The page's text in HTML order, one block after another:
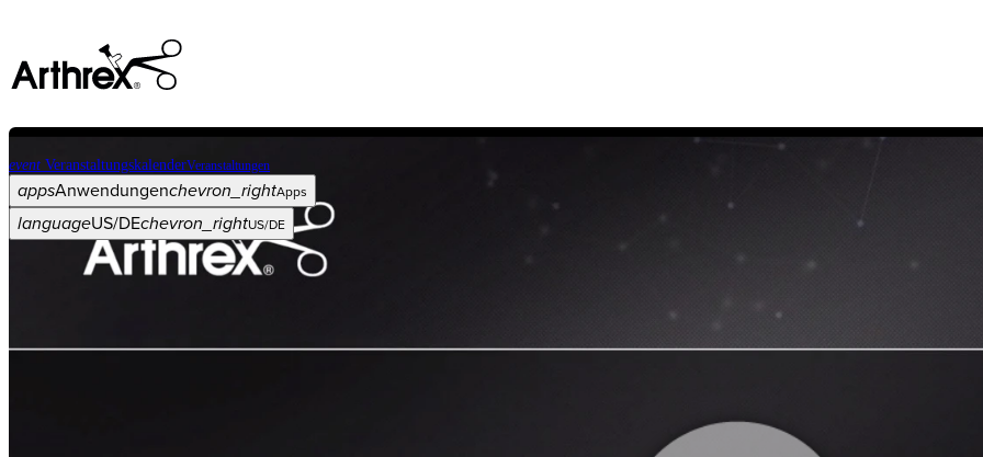
event VeranstaltungskalenderVeranstaltungen
appsAnwendungenchevron_rightApps
languageUS/DEchevron_rightUS/DE
Operationsverfahren arrow_drop_downchevron_right